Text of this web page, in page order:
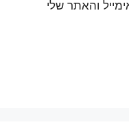
והאתר שלי